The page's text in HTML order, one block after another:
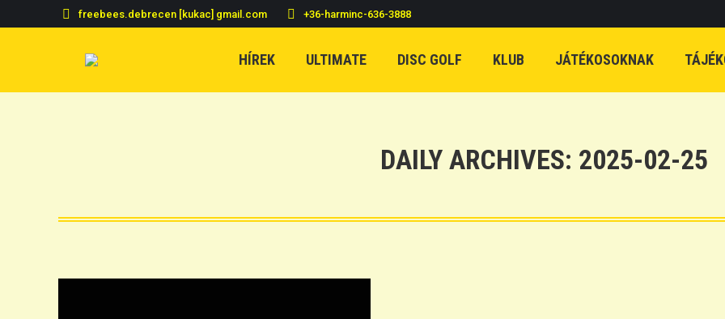
freebees.debrecen [kukac] gmail.com +36-harminc-636-3888
HÍREK ULTIMATE DISC GOLF KLUB JÁTÉKOSOKNAK
DAILY ARCHIVES: 2025-02-25